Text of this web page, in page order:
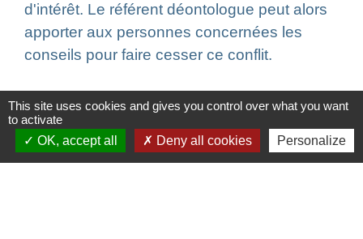
d'intérêt. Le référent déontologue peut alors
apporter aux personnes concernées les
conseils pour faire cesser ce conflit.
Textes de référence
This site uses cookies and gives you control over what you want
to activate
OK, accept all
Deny all cookies Personalize